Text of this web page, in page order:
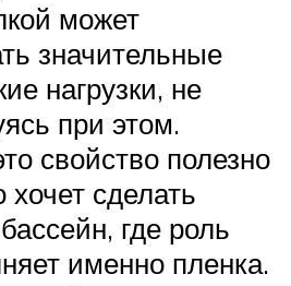
может
значительные
нагрузки, не
при этом.
свойство полезно
хочет сделать
где роль
именно пленка.